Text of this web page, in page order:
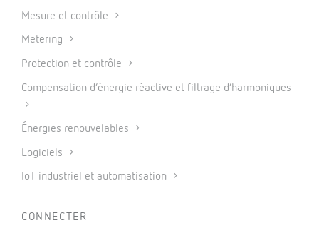
Mesure et contrôle
Metering
Protection et contrôle
Compensation d’énergie réactive et filtrage d’harmoniques
Énergies renouvelables
Logiciels
IoT industriel et automatisation
CONNECTER